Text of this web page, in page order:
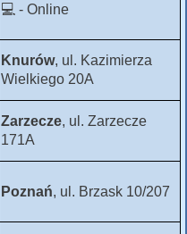
💻 - Online
Knurów, ul. Kazimierza
Wielkiego 20A
Zarzecze, ul. Zarzecze
171A
Poznań, ul. Brzask 10/207